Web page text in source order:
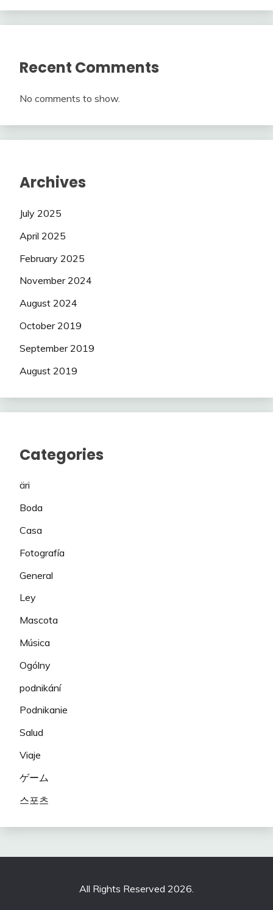
Recent Comments
No comments to show.
Archives
July 2025
April 2025
February 2025
November 2024
August 2024
October 2019
September 2019
August 2019
Categories
äri
Boda
Casa
Fotografía
General
Ley
Mascota
Música
Ogólny
podnikání
Podnikanie
Salud
Viaje
ゲーム
스포츠
All Rights Reserved 2026.